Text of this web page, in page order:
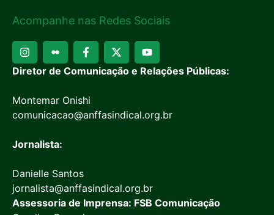
Acompanhe nas Redes Sociais
Diretor de Comunicação e Relações Públicas:
Montemar Onishi
comunicacao@anffasindical.org.br
Jornalista:
Danielle Santos
jornalista@anffasindical.org.br
Assessoria de Imprensa: FSB Comunicação